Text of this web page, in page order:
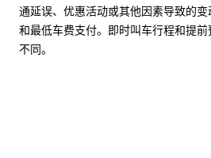
通延误、优惠活动或其他因素导致的
和最低车费支付。即时叫车行程和提
不同。